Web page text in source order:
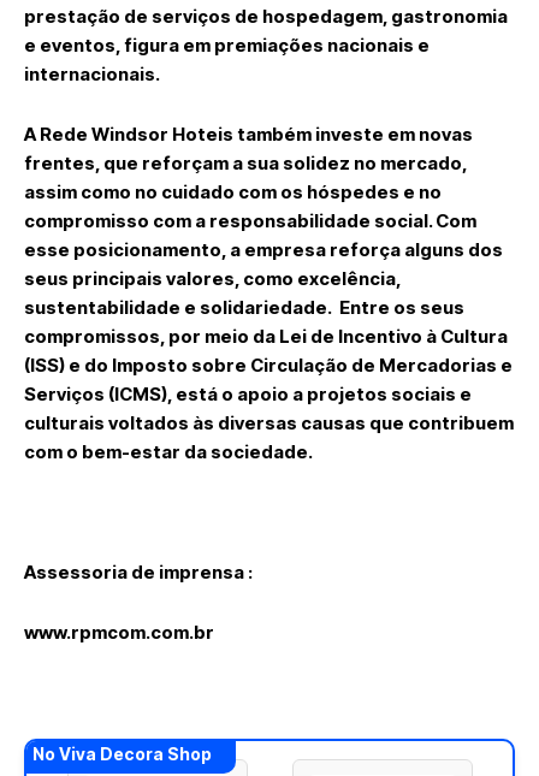
prestação de serviços de hospedagem, gastronomia
e eventos, figura em premiações nacionais e
internacionais.
A Rede Windsor Hoteis também investe em novas
frentes, que reforçam a sua solidez no mercado,
assim como no cuidado com os hóspedes e no
compromisso com a responsabilidade social. Com
esse posicionamento, a empresa reforça alguns dos
seus principais valores, como excelência,
sustentabilidade e solidariedade. Entre os seus
compromissos, por meio da Lei de Incentivo à Cultura
(ISS) e do Imposto sobre Circulação de Mercadorias e
Serviços (ICMS), está o apoio a projetos sociais e
culturais voltados às diversas causas que contribuem
com o bem-estar da sociedade.
Assessoria de imprensa :
www.rpmcom.com.br
No Viva Decora Shop